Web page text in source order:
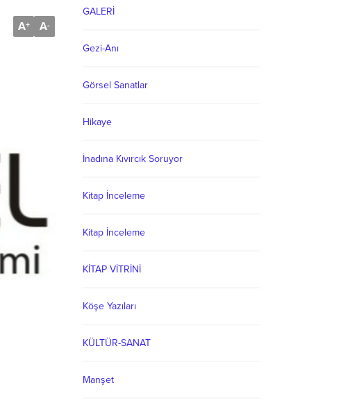
A+ A-
GALERİ
Gezi-Anı
Görsel Sanatlar
Hikaye
İnadına Kıvırcık Soruyor
Kitap İnceleme
Kitap İnceleme
KİTAP VİTRİNİ
Köşe Yazıları
KÜLTÜR-SANAT
Manşet